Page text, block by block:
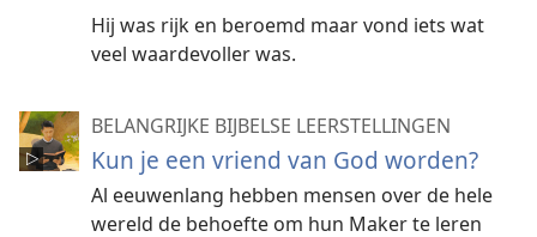
Hij was rijk en beroemd maar vond iets wat
veel waardevoller was.
BELANGRIJKE BIJBELSE LEERSTELLINGEN
Kun je een vriend van God worden?
Al eeuwenlang hebben mensen over de hele
wereld de behoefte om hun Maker te leren